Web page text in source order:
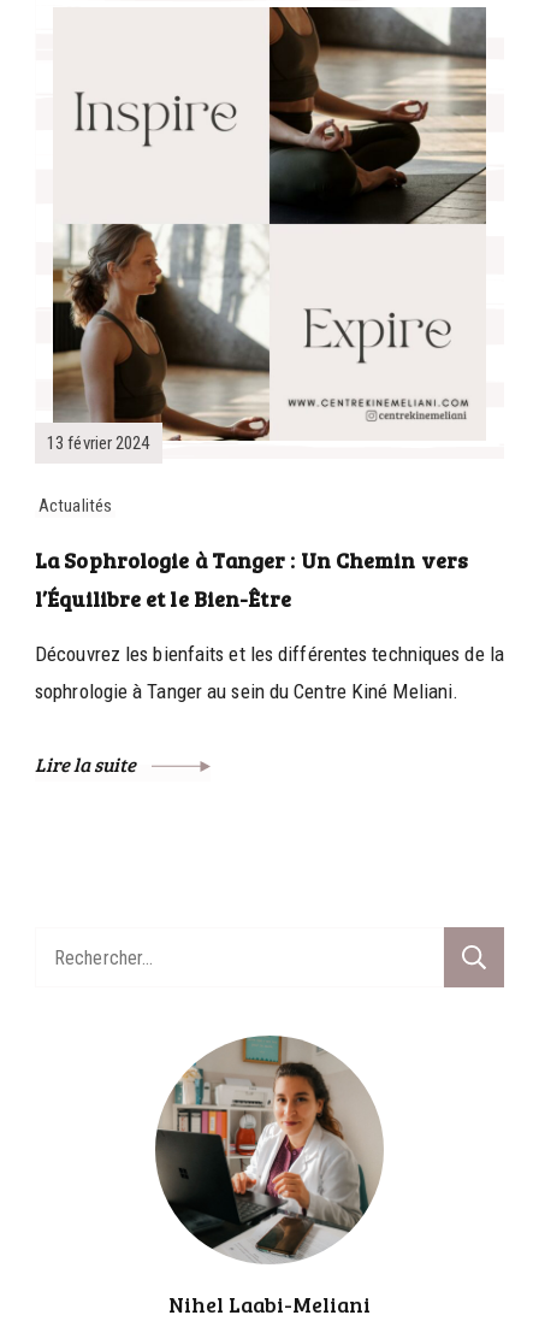
13 février 2024
Actualités
La Sophrologie à Tanger : Un Chemin vers
l’Équilibre et le Bien-Être
Découvrez les bienfaits et les différentes techniques de la
sophrologie à Tanger au sein du Centre Kiné Meliani.
Lire la suite
Nihel Laabi-Meliani